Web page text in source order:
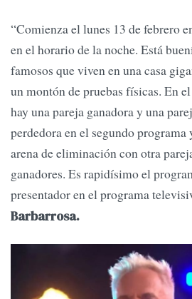
“Comienza el lunes 13 de febrero
en el horario de la noche. Está
famosos que viven en una casa
un montón de pruebas físicas. En
hay una pareja ganadora y una
perdedora en el segundo programa
arena de eliminación con otra
ganadores. Es rapidísimo el
presentador en el programa
Barbarrosa.